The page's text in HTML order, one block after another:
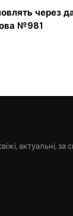
через
№981
актуальні, за